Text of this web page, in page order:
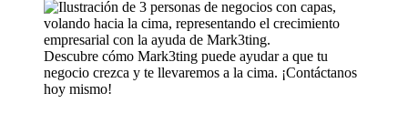
Descubre cómo Mark3ting puede ayudar a que tu
negocio crezca y te llevaremos a la cima. ¡Contáctanos
hoy mismo!